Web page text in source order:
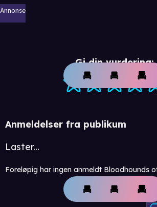
Annonse
Gi din vurdering:
Anmeldelser fra publikum
Laster...
Foreløpig har ingen anmeldt Bloodhounds